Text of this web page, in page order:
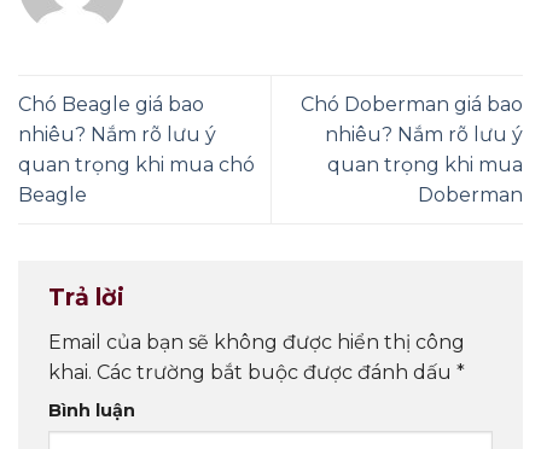
Chó Beagle giá bao
nhiêu? Nắm rõ lưu ý
quan trọng khi mua chó
Beagle
Chó Doberman giá bao
nhiêu? Nắm rõ lưu ý
quan trọng khi mua
Doberman
Trả lời
Email của bạn sẽ không được hiển thị công
khai. Các trường bắt buộc được đánh dấu *
Bình luận